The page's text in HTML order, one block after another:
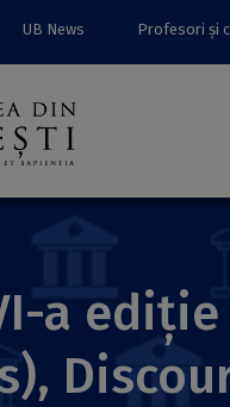
UB News Profesori și
a